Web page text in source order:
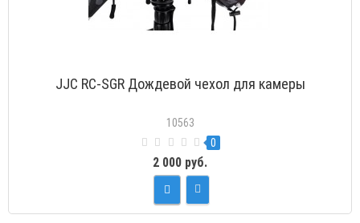
JJC RC-SGR Дождевой чехол для камеры
10563
0
2 000 руб.